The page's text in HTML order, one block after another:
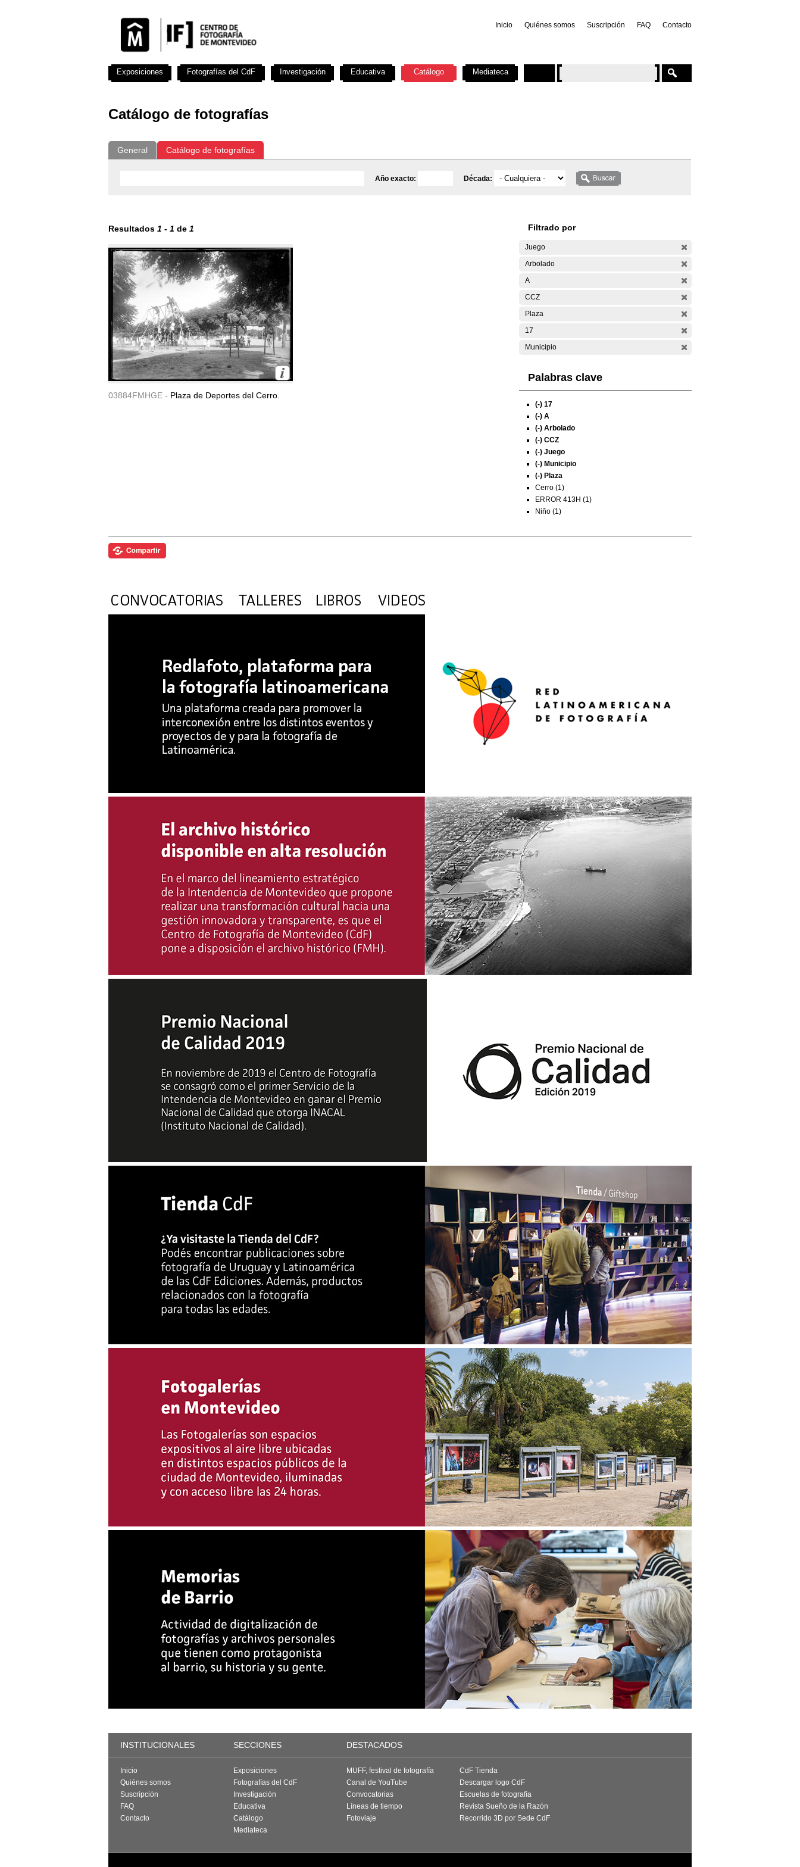
Inicio Quiénes somos Suscripción FAQ Contacto
Catálogo de fotografías
General Catálogo de fotografías
Año exacto: Década:
Resultados 1 - 1 de 1
03884FMHGE - Plaza de Deportes del Cerro.
Filtrado por
Juego
Arbolado
A
CCZ
Plaza
17
Municipio
Palabras clave
(-) 17
(-) A
(-) Arbolado
(-) CCZ
(-) Juego
(-) Municipio
(-) Plaza
Cerro (1)
ERROR 413H (1)
Niño (1)
Exposiciones Fotografías del CdF Investigación Educativa Catálogo Mediateca
INSTITUCIONALES SECCIONES DESTACADOS
Inicio
Quiénes somos
Suscripción
FAQ
Contacto
Exposiciones
Fotografías del CdF
Investigación
Educativa
Catálogo
Mediateca
MUFF, festival de fotografía
Canal de YouTube
Convocatorias
Líneas de tiempo
Fotoviaje
CdF Tienda
Descargar logo CdF
Escuelas de fotografía
Revista Sueño de la Razón
Recorrido 3D por Sede CdF